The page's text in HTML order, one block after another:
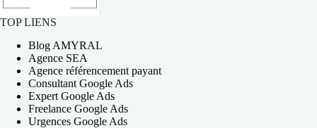
TOP LIENS
Blog AMYRAL
Agence SEA
Agence référencement payant
Consultant Google Ads
Expert Google Ads
Freelance Google Ads
Urgences Google Ads